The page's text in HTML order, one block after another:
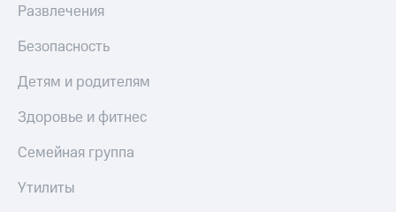
Развлечения
Безопасность
Детям и родителям
Здоровье и фитнес
Семейная группа
Утилиты